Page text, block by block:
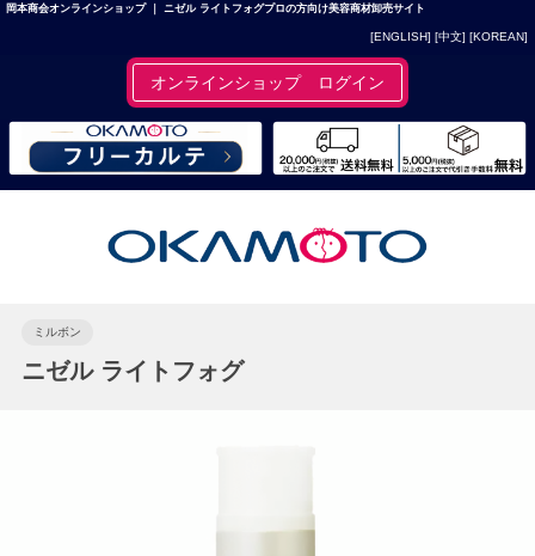
岡本商会オンラインショップ ｜ ニゼル ライトフォグプロの方向け美容商材卸売サイト
[ENGLISH] [中文] [KOREAN]
オンラインショップ ログイン
ミルボン
ニゼル ライトフォグ